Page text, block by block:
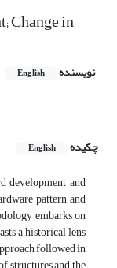
Change in
نویسنده English
چکیده
English
development and
pattern and
embarks on
a historical lens
followed in